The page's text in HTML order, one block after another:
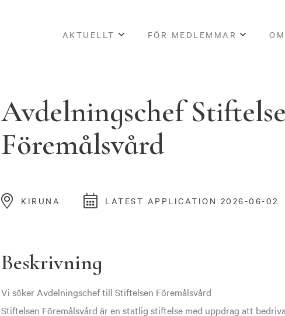
AKTUELLT FÖR MEDLEMMAR
Avdelningschef
Föremålsvård
KIRUNA LATEST APPLICATION 2026-06-02
Beskrivning
Vi söker Avdelningschef till Stiftelsen Föremålsvård
Stiftelsen Föremålsvård är en statlig stiftelse med uppdrag att